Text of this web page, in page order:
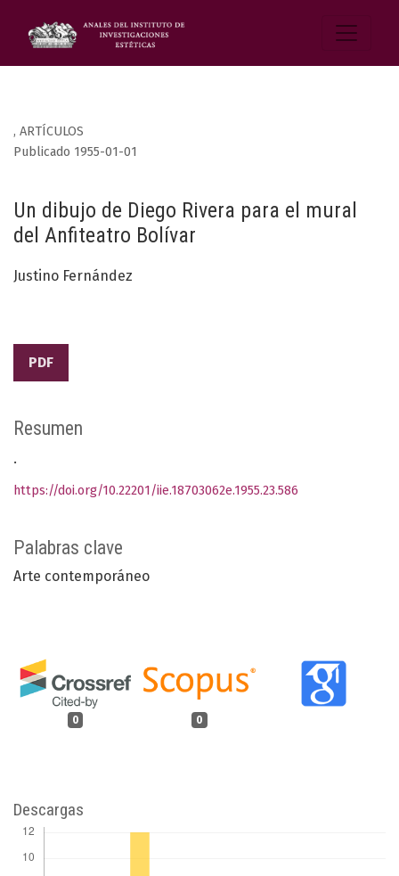
, ARTÍCULOS
Un dibujo de Diego Rivera para el mural
del Anfiteatro Bolívar
Publicado 1955-01-01
Justino Fernández
PDF
Palabras clave
Arte contemporáneo
0 0
Resumen
.
https://doi.org/10.22201/iie.18703062e.1955.23.586
Descargas